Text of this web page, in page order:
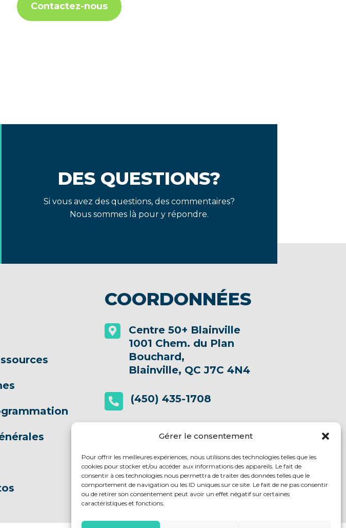
Gérer le consentement
Pour offrir les meilleures expériences, nous utilisons des technologies telles que les
cookies pour stocker et/ou accéder aux informations des appareils. Le fait de
consentir à ces technologies nous permettra de traiter des données telles que le
comportement de navigation ou les ID uniques sur ce site. Le fait de ne pas consentir
ou de retirer son consentement peut avoir un effet négatif sur certaines
caractéristiques et fonctions.
Contactez-nous
DES QUESTIONS?
Si vous avez des questions, des commentaires?
Nous sommes là pour y répondre.
COORDONNÉES

Centre 50+ Blainville
1001 Chem. du Plan
Bouchard,
Blainville, QC J7C 4N4
 (450) 435-1708
info@centre50plusblainville.qc.ca
SUIVEZ-NOUS SUR